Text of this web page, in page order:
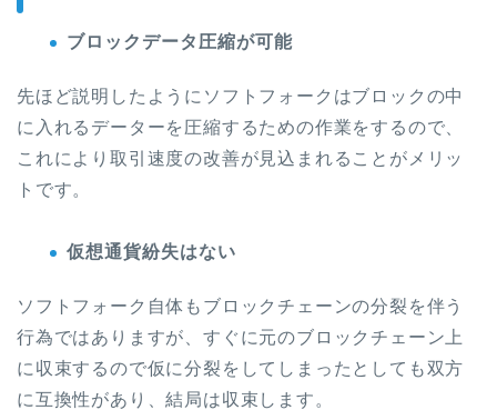
ブロックデータ圧縮が可能
先ほど説明したようにソフトフォークはブロックの中
に入れるデーターを圧縮するための作業をするので、
これにより取引速度の改善が見込まれることがメリッ
トです。
仮想通貨紛失はない
ソフトフォーク自体もブロックチェーンの分裂を伴う
行為ではありますが、すぐに元のブロックチェーン上
に収束するので仮に分裂をしてしまったとしても双方
に互換性があり、結局は収束します。